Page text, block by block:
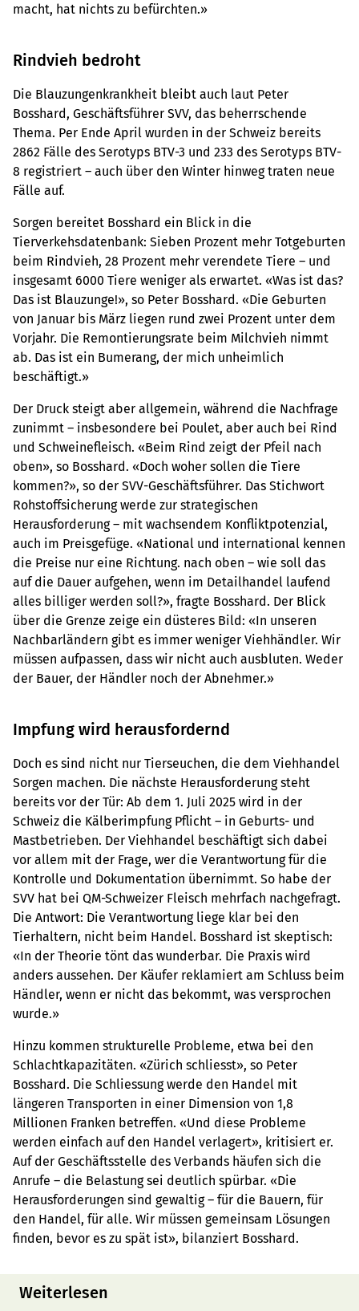
macht, hat nichts zu befürchten.»
Rindvieh bedroht
Die Blauzungenkrankheit bleibt auch laut Peter
Bosshard, Geschäftsführer SVV, das beherrschende
Thema. Per Ende April wurden in der Schweiz bereits
2862 Fälle des Serotyps BTV-3 und 233 des Serotyps BTV-
8 registriert – auch über den Winter hinweg traten neue
Fälle auf.
Sorgen bereitet Bosshard ein Blick in die
Tierverkehsdatenbank: Sieben Prozent mehr Totgeburten
beim Rindvieh, 28 Prozent mehr verendete Tiere – und
insgesamt 6000 Tiere weniger als erwartet. «Was ist das?
Das ist Blauzunge!», so Peter Bosshard. «Die Geburten
von Januar bis März liegen rund zwei Prozent unter dem
Vorjahr. Die Remontierungsrate beim Milchvieh nimmt
ab. Das ist ein Bumerang, der mich unheimlich
beschäftigt.»
Der Druck steigt aber allgemein, während die Nachfrage
zunimmt – insbesondere bei Poulet, aber auch bei Rind
und Schweinefleisch. «Beim Rind zeigt der Pfeil nach
oben», so Bosshard. «Doch woher sollen die Tiere
kommen?», so der SVV-Geschäftsführer. Das Stichwort
Rohstoffsicherung werde zur strategischen
Herausforderung – mit wachsendem Konfliktpotenzial,
auch im Preisgefüge. «National und international kennen
die Preise nur eine Richtung. nach oben – wie soll das
auf die Dauer aufgehen, wenn im Detailhandel laufend
alles billiger werden soll?», fragte Bosshard. Der Blick
über die Grenze zeige ein düsteres Bild: «In unseren
Nachbarländern gibt es immer weniger Viehhändler. Wir
müssen aufpassen, dass wir nicht auch ausbluten. Weder
der Bauer, der Händler noch der Abnehmer.»
Impfung wird herausfordernd
Doch es sind nicht nur Tierseuchen, die dem Viehhandel
Sorgen machen. Die nächste Herausforderung steht
bereits vor der Tür: Ab dem 1. Juli 2025 wird in der
Schweiz die Kälberimpfung Pflicht – in Geburts- und
Mastbetrieben. Der Viehhandel beschäftigt sich dabei
vor allem mit der Frage, wer die Verantwortung für die
Kontrolle und Dokumentation übernimmt. So habe der
SVV hat bei QM-Schweizer Fleisch mehrfach nachgefragt.
Die Antwort: Die Verantwortung liege klar bei den
Tierhaltern, nicht beim Handel. Bosshard ist skeptisch:
«In der Theorie tönt das wunderbar. Die Praxis wird
anders aussehen. Der Käufer reklamiert am Schluss beim
Händler, wenn er nicht das bekommt, was versprochen
wurde.»
Hinzu kommen strukturelle Probleme, etwa bei den
Schlachtkapazitäten. «Zürich schliesst», so Peter
Bosshard. Die Schliessung werde den Handel mit
längeren Transporten in einer Dimension von 1,8
Millionen Franken betreffen. «Und diese Probleme
werden einfach auf den Handel verlagert», kritisiert er.
Auf der Geschäftsstelle des Verbands häufen sich die
Anrufe – die Belastung sei deutlich spürbar. «Die
Herausforderungen sind gewaltig – für die Bauern, für
den Handel, für alle. Wir müssen gemeinsam Lösungen
finden, bevor es zu spät ist», bilanziert Bosshard.
Weiterlesen